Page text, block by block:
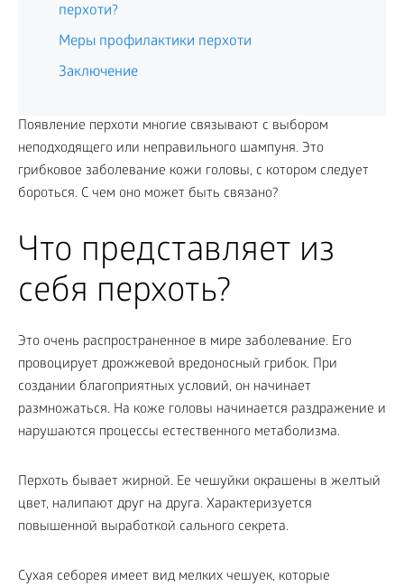
перхоти?
Меры профилактики перхоти
Заключение
Появление перхоти многие связывают с выбором
неподходящего или неправильного шампуня. Это
грибковое заболевание кожи головы, с котором следует
бороться. С чем оно может быть связано?
Что представляет из
себя перхоть?
Это очень распространенное в мире заболевание. Его
провоцирует дрожжевой вредоносный грибок. При
создании благоприятных условий, он начинает
размножаться. На коже головы начинается раздражение и
нарушаются процессы естественного метаболизма.
Перхоть бывает жирной. Ее чешуйки окрашены в желтый
цвет, налипают друг на друга. Характеризуется
повышенной выработкой сального секрета.
Сухая себорея имеет вид мелких чешуек, которые